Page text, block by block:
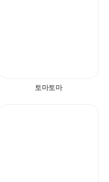
토마토마